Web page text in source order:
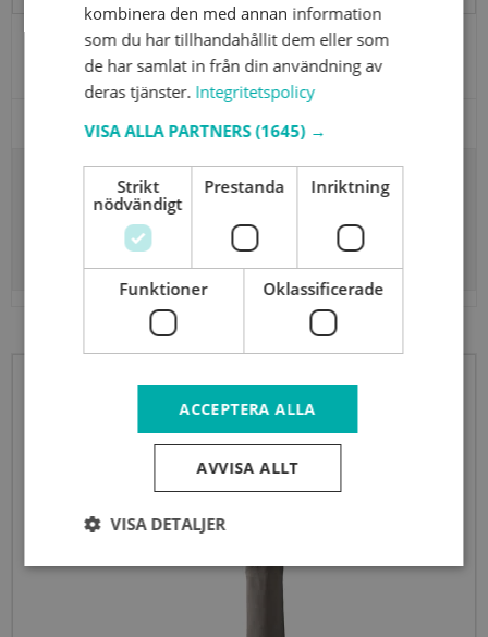
Yamazaki Magnetisk Nyckelhållare med Bricka, svart
383,08 SEK
Visa produkten
kombinera den med annan information
som du har tillhandahållit dem eller som
de har samlat in från din användning av
deras tjänster. Integritetspolicy
VISA ALLA PARTNERS(1645) →
Strikt
nödvändigt
Prestanda Inriktning
Funktioner Oklassificerade
ACCEPTERA ALLA
AVVISA ALLT
VISA DETALJER